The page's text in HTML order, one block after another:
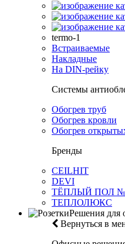
termo-1
Встраиваемые
Накладные
На DIN-рейку
Системы
Обогрев труб
Обогрев кровли
Обогрев
Бренды
CEILHIT
DEVI
ТЁПЛЫЙ ПОЛ
ТЕПЛОЛЮКС
Решения для
Вернуться в